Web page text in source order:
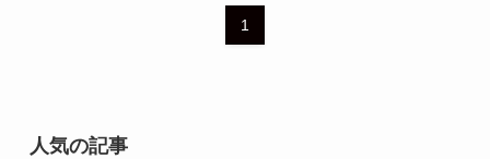
1
人気の記事